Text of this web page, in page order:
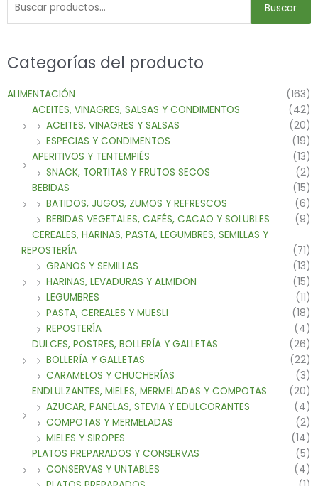
Buscar
Categorías del producto
ALIMENTACIÓN
(163)
ACEITES, VINAGRES, SALSAS Y CONDIMENTOS
(42)
ACEITES, VINAGRES Y SALSAS
(20)
ESPECIAS Y CONDIMENTOS
(19)
APERITIVOS Y TENTEMPIÉS
(13)
SNACK, TORTITAS Y FRUTOS SECOS
(2)
BEBIDAS
(15)
BATIDOS, JUGOS, ZUMOS Y REFRESCOS
(6)
BEBIDAS VEGETALES, CAFÉS, CACAO Y SOLUBLES
(9)
CEREALES, HARINAS, PASTA, LEGUMBRES, SEMILLAS Y
REPOSTERÍA
(71)
GRANOS Y SEMILLAS
(13)
HARINAS, LEVADURAS Y ALMIDON
(15)
LEGUMBRES
(11)
PASTA, CEREALES Y MUESLI
(18)
REPOSTERÍA
(4)
DULCES, POSTRES, BOLLERÍA Y GALLETAS
(26)
BOLLERÍA Y GALLETAS
(22)
CARAMELOS Y CHUCHERÍAS
(3)
ENDLULZANTES, MIELES, MERMELADAS Y COMPOTAS
(20)
AZUCAR, PANELAS, STEVIA Y EDULCORANTES
(4)
COMPOTAS Y MERMELADAS
(2)
MIELES Y SIROPES
(14)
PLATOS PREPARADOS Y CONSERVAS
(5)
CONSERVAS Y UNTABLES
(4)